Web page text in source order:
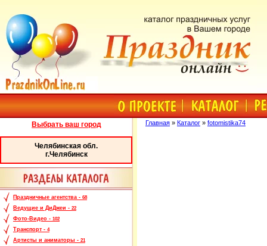
Выбрать ваш город
Челябинская обл.
г.Челябинск
Праздничные агентства - 68
Ведущие и ДиДжеи - 22
Фото-Видео - 102
Транспорт - 4
Артисты и аниматоры - 21
Главная » Каталог » fotomistika74